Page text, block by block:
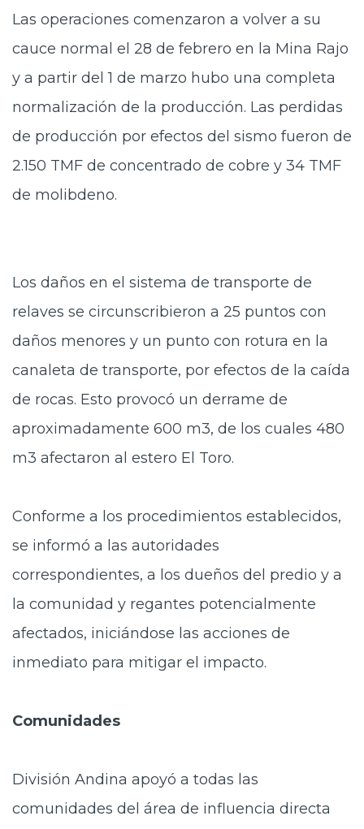
Las operaciones comenzaron a volver a su
cauce normal el 28 de febrero en la Mina Rajo
y a partir del 1 de marzo hubo una completa
normalización de la producción. Las perdidas
de producción por efectos del sismo fueron de
2.150 TMF de concentrado de cobre y 34 TMF
de molibdeno.
Los daños en el sistema de transporte de
relaves se circunscribieron a 25 puntos con
daños menores y un punto con rotura en la
canaleta de transporte, por efectos de la caída
de rocas. Esto provocó un derrame de
aproximadamente 600 m3, de los cuales 480
m3 afectaron al estero El Toro.
Conforme a los procedimientos establecidos,
se informó a las autoridades
correspondientes, a los dueños del predio y a
la comunidad y regantes potencialmente
afectados, iniciándose las acciones de
inmediato para mitigar el impacto.
Comunidades
División Andina apoyó a todas las
comunidades del área de influencia directa